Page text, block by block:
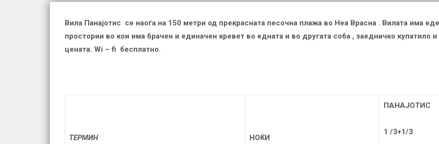
Вила Панајотис се наоѓа на 150 метри од прекрасната песочна плажа во Неа Врасна . Вилата има
простории во кои има брачен и единачен кревет во едната и во другата соба , заедничко купатило
цената. Wi – fi бесплатно.
ТЕРМИН НОЌИ
ПАНАЈОТИС
1 /3+1/3